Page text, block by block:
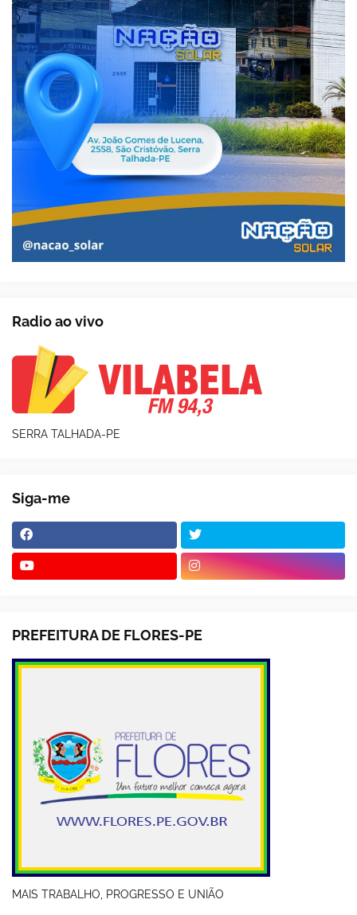
Radio ao vivo
SERRA TALHADA-PE
Siga-me
PREFEITURA DE FLORES-PE
MAIS TRABALHO, PROGRESSO E UNIÃO